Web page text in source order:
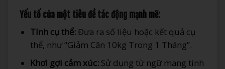
Yếu tố của một tiêu đề tác động mạnh mẽ:
Tính cụ thể:Đưa ra số liệu hoặc kết quả cụ
thể, như “Giảm Cân 10kg Trong 1 Tháng”.
Khơi gợi cảm xúc:Sử dụng từ ngữ mang tính